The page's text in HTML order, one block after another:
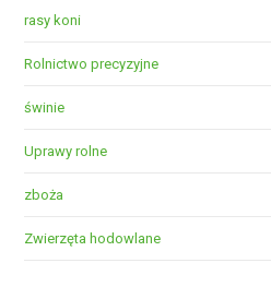
rasy koni
Rolnictwo precyzyjne
świnie
Uprawy rolne
zboża
Zwierzęta hodowlane